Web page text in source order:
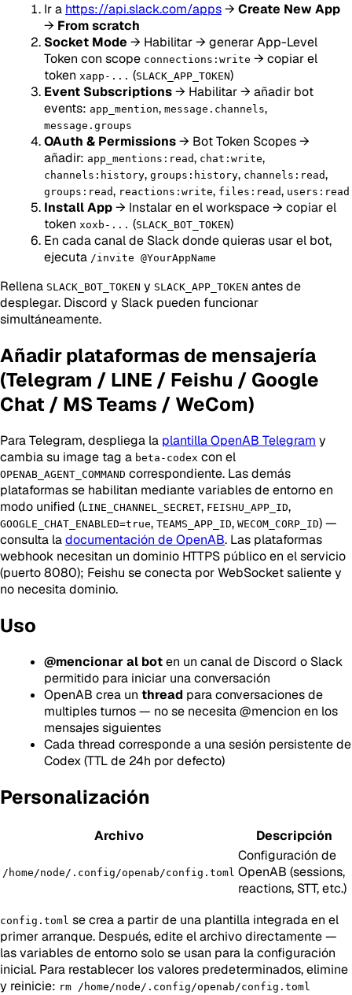
Ir a https://api.slack.com/apps→ Create New App
→ From scratch
Socket Mode → Habilitar → generar App-Level
Token con scope connections:write → copiar el
token xapp-... (SLACK_APP_TOKEN)
Event Subscriptions→ Habilitar → añadir bot
events: app_mention, message.channels,
message.groups
OAuth & Permissions→ Bot Token Scopes →
añadir: app_mentions:read, chat:write,
channels:history, groups:history, channels:read,
groups:read, reactions:write, files:read, users:read
Install App→ Instalar en el workspace → copiar el
token xoxb-... (SLACK_BOT_TOKEN)
En cada canal de Slack donde quieras usar el bot,
ejecuta /invite @YourAppName
Rellena SLACK_BOT_TOKEN y SLACK_APP_TOKEN antes de
desplegar. Discord y Slack pueden funcionar
simultáneamente.
Añadir plataformas de mensajería
(Telegram / LINE / Feishu / Google
Chat / MS Teams / WeCom)
Para Telegram, despliega la plantilla OpenAB Telegram y
cambia su image tag a beta-codex con el
OPENAB_AGENT_COMMAND correspondiente. Las demás
plataformas se habilitan mediante variables de entorno en
modo unified (LINE_CHANNEL_SECRET, FEISHU_APP_ID,
GOOGLE_CHAT_ENABLED=true, TEAMS_APP_ID, WECOM_CORP_ID) —
consulta ladocumentación de OpenAB. Las plataformas
webhook necesitan un dominio HTTPS público en el servicio
(puerto 8080); Feishu se conecta por WebSocket saliente y
no necesita dominio.
Uso
@mencionar al boten un canal de Discord o Slack
permitido para iniciar una conversación
OpenAB crea un thread para conversaciones de
multiples turnos — no se necesita @mencion en los
mensajes siguientes
Cada thread corresponde a una sesión persistente de
Codex (TTL de 24h por defecto)
Personalización
Archivo Descripción
/home/node/.config/openab/config.toml
Configuración de
OpenAB (sessions,
reactions, STT, etc.)
config.toml se crea a partir de una plantilla integrada en el
primer arranque. Después, edite el archivo directamente —
las variables de entorno solo se usan para la configuración
inicial. Para restablecer los valores predeterminados, elimine
y reinicie: rm /home/node/.config/openab/config.toml